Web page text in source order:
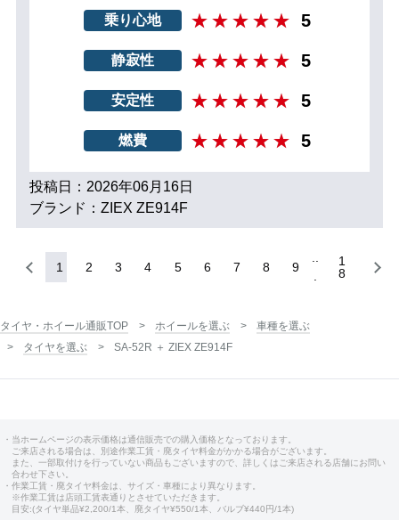
乗り心地 5
静寂性 5
安定性 5
燃費 5
投稿日：2026年06月16日
ブランド：ZIEX ZE914F
1 2 3 4 5 6 7 8 9
1
8
タイヤ・ホイール通販TOP ホイールを選ぶ
車種を選ぶ
タイヤを選ぶ
SA-52R ＋ ZIEX ZE914F
・当ホームページの表示価格は通信販売での購入価格となっております。
ご来店される場合は、別途作業工賃・廃タイヤ料金がかかる場合がございます。
また、一部取付けを行っていない商品もございますので、詳しくはご来店される店舗にお問い
合わせ下さい。
・作業工賃・廃タイヤ料金は、サイズ・車種により異なります。
※作業工賃は店頭工賃表通りとさせていただきます。
目安:(タイヤ単品¥2,200/1本、廃タイヤ¥550/1本、バルブ¥440円/1本)